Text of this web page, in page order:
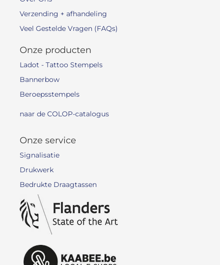
Verzending + afhandeling
Veel Gestelde Vragen (FAQs)
Onze producten
Ladot - Tattoo Stempels
Bannerbow
Beroepsstempels
naar de COLOP-catalogus
Onze service
Signalisatie
Drukwerk
Bedrukte Draagtassen